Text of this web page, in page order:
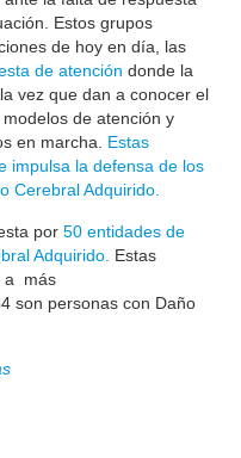
Estos grupos
de hoy en día, las
de atención donde la
vez que dan a conocer el
de atención y
en marcha. Estas
impulsa la defensa de los
Cerebral Adquirido.
por 50 entidades de
Adquirido. Estas
a más
son personas con Daño